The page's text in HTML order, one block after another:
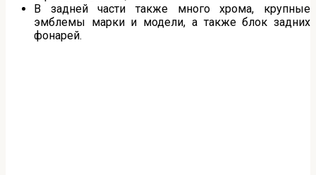
В задней части также много хрома, крупные
эмблемы марки и модели, а также блок задних
фонарей.